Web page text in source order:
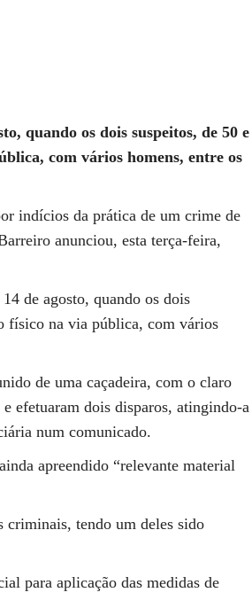
quando os dois suspeitos, de 50 e
com vários homens, entre os
indícios da prática de um crime de
anunciou, esta terça-feira,
de agosto, quando os dois
físico na via pública, com vários
de uma caçadeira, com o claro
efetuaram dois disparos, atingindo-a
num comunicado.
apreendido “relevante material
criminais, tendo um deles sido
para aplicação das medidas de